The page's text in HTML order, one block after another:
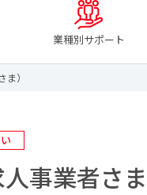
業種別サポート
）
事業者さ